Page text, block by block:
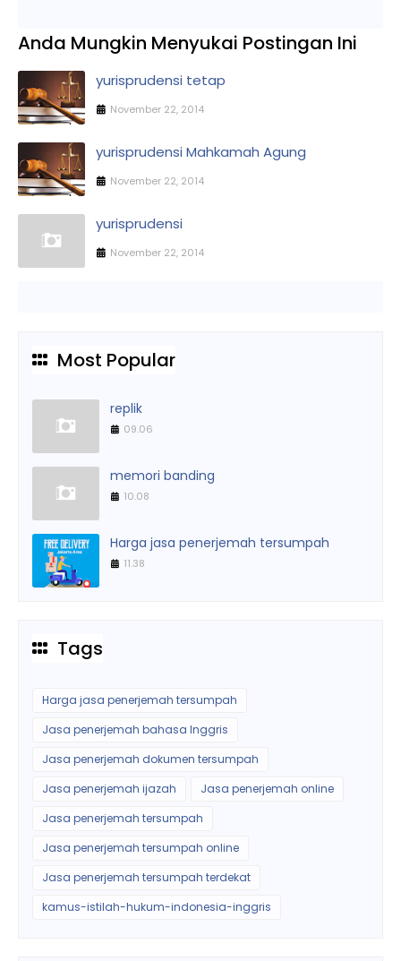
Anda Mungkin Menyukai Postingan Ini
yurisprudensi tetap
November 22, 2014
yurisprudensi Mahkamah Agung
November 22, 2014
yurisprudensi
November 22, 2014
Most Popular
replik
09.06
memori banding
10.08
Harga jasa penerjemah tersumpah
11.38
Tags
Harga jasa penerjemah tersumpah
Jasa penerjemah bahasa Inggris
Jasa penerjemah dokumen tersumpah
Jasa penerjemah ijazah
Jasa penerjemah online
Jasa penerjemah tersumpah
Jasa penerjemah tersumpah online
Jasa penerjemah tersumpah terdekat
kamus-istilah-hukum-indonesia-inggris